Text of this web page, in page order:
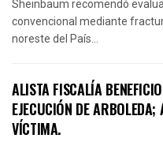
Sheinbaum recomendó
convencional mediante
noreste del País...
ALISTA FISCALÍA
EJECUCIÓN DE
VÍCTIMA.